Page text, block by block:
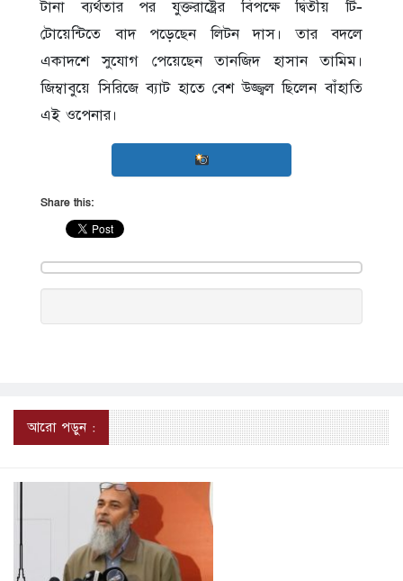
টানা ব্যর্থতার পর যুক্তরাষ্ট্রের বিপক্ষে দ্বিতীয় টি-
টোয়েন্টিতে বাদ পড়েছেন লিটন দাস। তার বদলে
একাদশে সুযোগ পেয়েছেন তানজিদ হাসান তামিম।
জিম্বাবুয়ে সিরিজে ব্যাট হাতে বেশ উজ্জ্বল ছিলেন বাঁহাতি
এই ওপেনার।
Share this:
আরো পড়ুন :